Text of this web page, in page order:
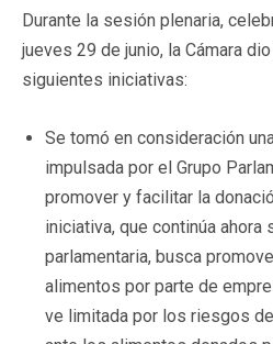
Durante la sesión plenaria,
jueves 29 de junio, la Cámara
siguientes iniciativas:
Se tomó en consideración
impulsada por el Grupo
promover y facilitar la
iniciativa, que continúa ahora
parlamentaria, busca
alimentos por parte de
ve limitada por los riesgos